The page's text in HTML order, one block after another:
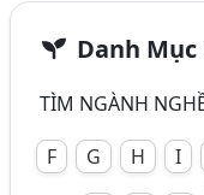
Danh
TÌM NGÀNH
F
G H I